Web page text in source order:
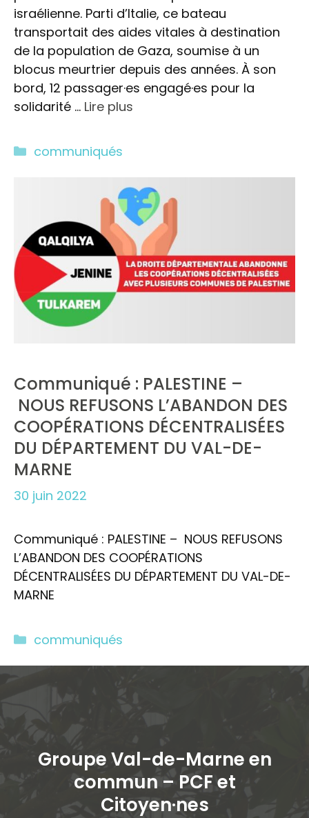
israélienne. Parti d’Italie, ce bateau
transportait des aides vitales à destination
de la population de Gaza, soumise à un
blocus meurtrier depuis des années. À son
bord, 12 passager·es engagé·es pour la
solidarité … Lire plus
Catégories
communiqués
Communiqué : PALESTINE –
NOUS REFUSONS L’ABANDON DES
COOPÉRATIONS DÉCENTRALISÉES
DU DÉPARTEMENT DU VAL-DE-
MARNE
30 juin 2022
Communiqué : PALESTINE – NOUS REFUSONS
L’ABANDON DES COOPÉRATIONS
DÉCENTRALISÉES DU DÉPARTEMENT DU VAL-DE-
MARNE
Catégories
communiqués
Groupe Val-de-Marne en
commun – PCF et
Citoyen·nes